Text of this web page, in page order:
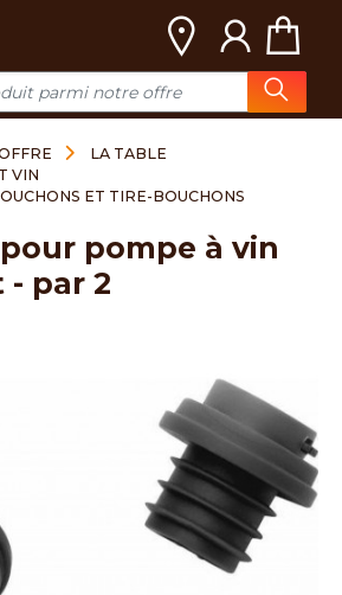
LA TABLE
VIN
ET TIRE-BOUCHONS
- par 2